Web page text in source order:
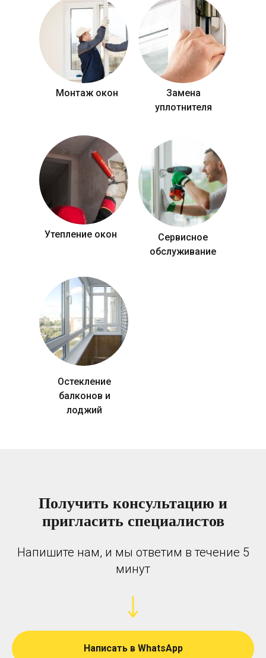
Монтаж окон
Замена
уплотнителя
Утепление окон
Сервисное
обслуживание
Остекление
балконов и
лоджий
Получить консультацию и
пригласить специалистов
Напишите нам, и мы ответим в течение 5
минут
Написать в WhatsApp